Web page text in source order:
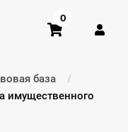
0
база
имущественного